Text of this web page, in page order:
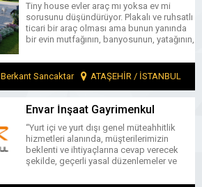
Tiny house evler araç mı yoksa ev mi
sorusunu düşündürüyor. Plakalı ve ruhsatlı
ticari bir araç olması ama bunun yanında
bir evin mutfağının, banyosunun, yatağının,
evim cevabını verdirtiyor. Doğanın içinde
konfor şartları yüksek bir yaşam birimi
olan yürüyen evler, sağlam yapıları ve
donanımları ile ön plana çıkıyor. Tiny
house sadece yazın […]
Berkant Sancaktar ATAŞEHİR / İSTANBUL
MESAJ GÖNDER
Envar İnşaat Gayrimenkul
“Yurt içi ve yurt dışı genel müteahhitlik
hizmetleri alanında, müşterilerimizin
beklenti ve ihtiyaçlarına cevap verecek
şekilde, geçerli yasal düzenlemeler ve
kaliteli hizmet sunmaktayız. Bu amaç